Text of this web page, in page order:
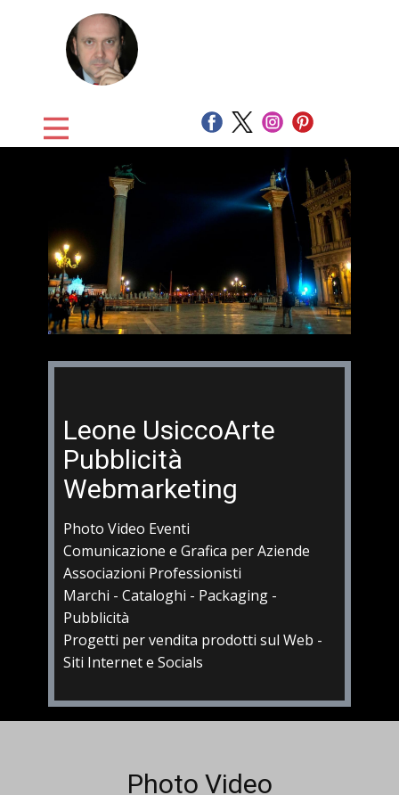
Leone UsiccoArte
Pubblicità
Webmarketing
Photo Video Eventi
Comunicazione e Grafica per Aziende
Associazioni Professionisti
Marchi - Cataloghi - Packaging -
Pubblicità
Progetti per vendita prodotti sul Web -
Siti Internet e Socials
Photo Video